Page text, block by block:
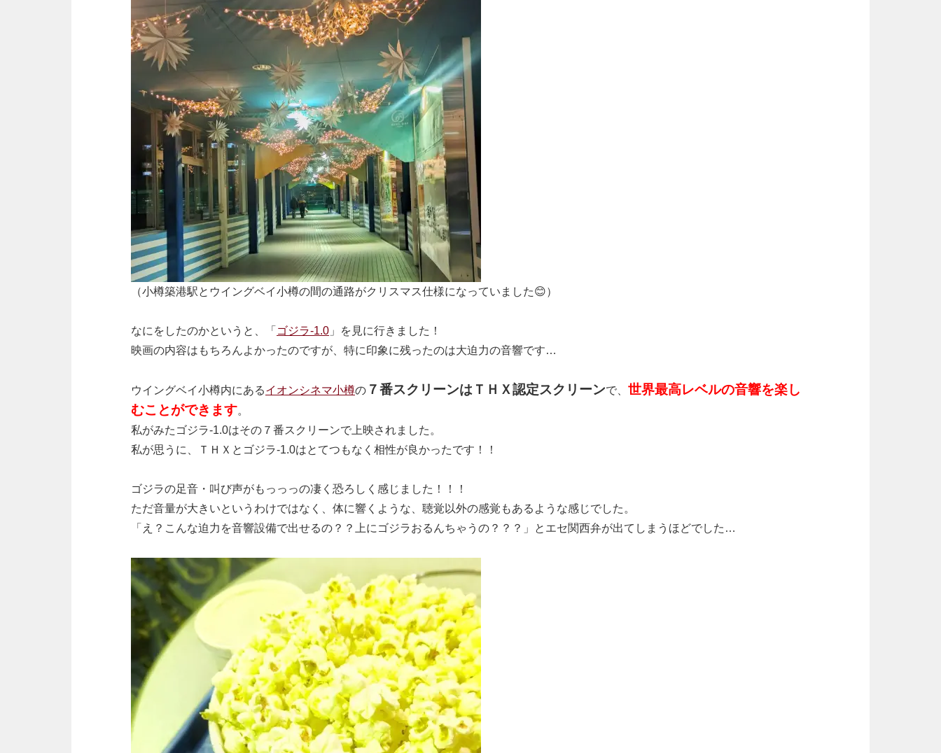
（小樽築港駅とウイングベイ小樽の間の通路がクリスマス仕様になっていました😊）
なにをしたのかというと、「 ゴジラ-1.0 」を見に行きました！
映画の内容はもちろんよかったのですが、特に印象に残ったのは大迫力の音響です…
ウイングベイ小樽内にあるイオンシネマ小樽の ７番スクリーンはＴＨＸ認定スクリーンで、 世界最高レベルの音響を楽し
むことができます。
私がみた ゴジラ-1.0はその７番スクリーンで上映されました。
私が思うに、ＴＨＸとゴジラ-1.0はとてつもなく相性が良かったです！！
ゴジラの足音・叫び声がもっっっの凄く恐ろしく感じました！！！
ただ音量が大きいというわけではなく、体に響くような、聴覚以外の感覚もあるような感じでした。
「え？こんな迫力を音響設備で出せるの？？上にゴジラおるんちゃうの？？？」とエセ関西弁が出てしまうほどでした…